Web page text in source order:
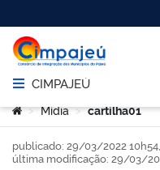
Abrir menu principal de
CIMPAJEÚ
Você está aqui:
> Mídia > cartilha01
publicado: 29/03/2022 10h54,
última modificação: 29/03/